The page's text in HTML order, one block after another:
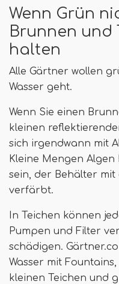
Wenn Grün
Brunnen und
halten
Alle Gärtner wollen
Wasser geht.
Wenn Sie einen
kleinen
sich irgendwann mit
Kleine Mengen
sein, der Behälter mit
verfärbt.
In Teichen können
Pumpen und Filter
schädigen.
Wasser mit
kleinen Teichen und